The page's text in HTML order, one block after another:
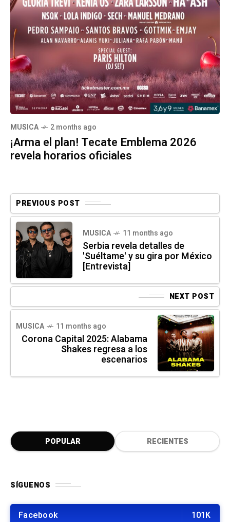
MUSICA 2 months ago
¡Arma el plan! Tecate Emblema 2026
revela horarios oficiales
PREVIOUS POST
MUSICA 11 months ago
Serbia revela detalles de
'Suéltame' y su gira por México
[Entrevista]
NEXT POST
MUSICA 11 months ago
Corona Capital 2025: Alabama
Shakes regresa a los
escenarios
POPULAR RECIENTES
SÍGUENOS
Facebook 101K